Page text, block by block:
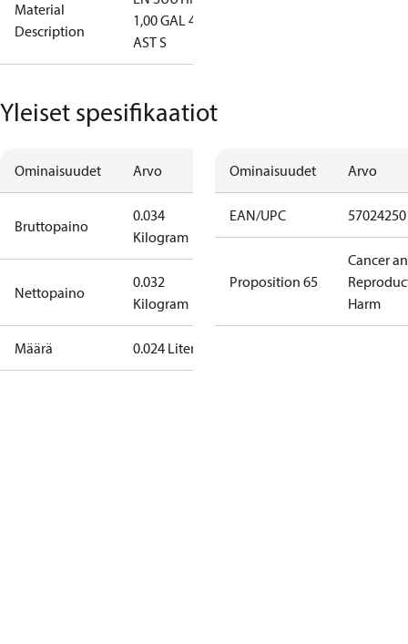
Material
Description
1,00 GAL 45
AST S
Yleiset spesifikaatiot
Ominaisuudet Arvo
Bruttopaino
0.034
Kilogram
Nettopaino
0.032
Kilogram
Määrä 0.024 Liter
Ominaisuudet Arvo
EAN/UPC
Proposition 65
Cancer
Harm